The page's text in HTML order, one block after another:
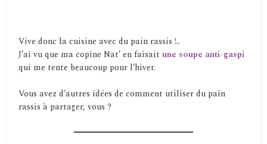
Vive donc la cuisine avec du pain rassis !..
J’ai vu que ma copine Nat’ en faisaitune soupe anti-gaspi
qui me tente beaucoup pour l’hiver.
Vous avez d’autres idées de comment utiliser du pain
rassis à partager, vous ?